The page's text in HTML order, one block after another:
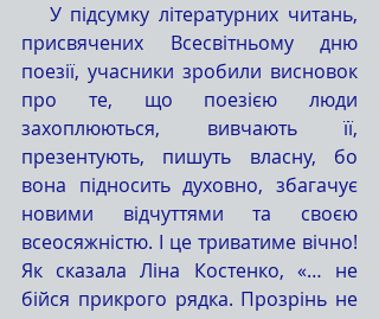
присвячених Всесвітньому дню
поезії, учасники зробили висновок
про те, що поезією люди
захоплюються, вивчають її,
презентують, пишуть власну, бо
вона підносить духовно, збагачує
новими відчуттями та своєю
всеосяжністю. І це триватиме вічно!
Як сказала Ліна Костенко, «… не
бійся прикрого рядка. Прозрінь не